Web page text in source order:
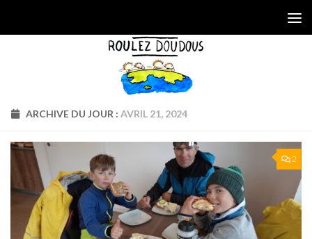
ARCHIVE DU JOUR : AVRIL 21, 2024
2